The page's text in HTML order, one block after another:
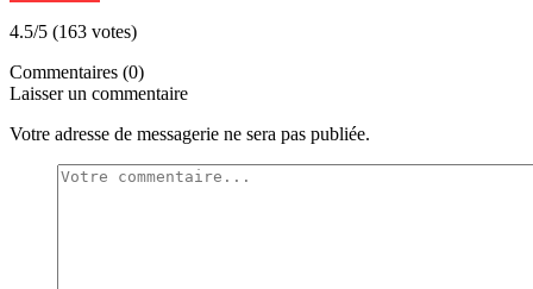
4.5/5 (163 votes)
Commentaires (0)
Laisser un commentaire
Votre adresse de messagerie ne sera pas publiée.